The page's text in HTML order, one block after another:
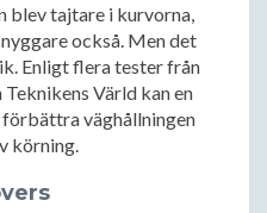
blev tajtare i kurvorna,
också. Men det
Enligt flera tester från
Värld kan en
väghållningen
körning.